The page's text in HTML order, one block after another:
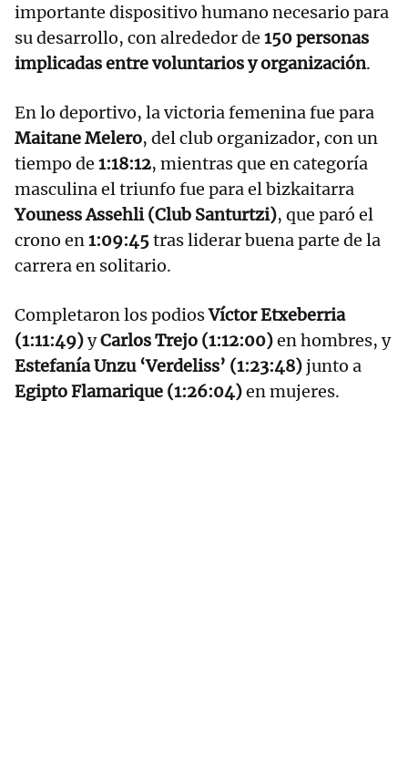
importante dispositivo humano necesario para
su desarrollo, con alrededor de 150 personas
implicadas entre voluntarios y organización.
En lo deportivo, la victoria femenina fue para
Maitane Melero, del club organizador, con un
tiempo de 1:18:12, mientras que en categoría
masculina el triunfo fue para el bizkaitarra
Youness Assehli (Club Santurtzi), que paró el
crono en1:09:45tras liderar buena parte de la
carrera en solitario.
Completaron los podiosVíctor Etxeberria
(1:11:49)yCarlos Trejo (1:12:00)en hombres, y
Estefanía Unzu ‘Verdeliss’ (1:23:48)junto a
Egipto Flamarique (1:26:04)en mujeres.